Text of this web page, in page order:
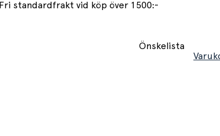
Fri standardfrakt vid köp över 1500:-
Önskelista